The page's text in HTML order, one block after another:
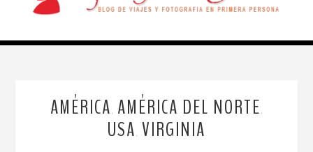
AMÉRICA AMÉRICA DEL NORTE
USA VIRGINIA